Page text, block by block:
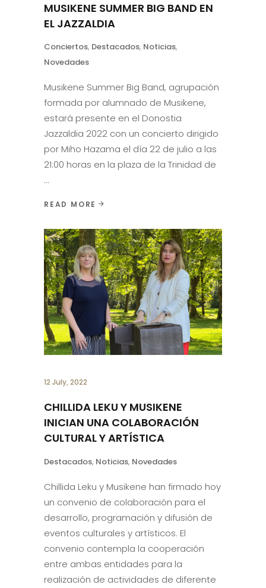
MUSIKENE SUMMER BIG BAND EN
EL JAZZALDIA
Conciertos, Destacados, Noticias,
Novedades
Musikene Summer Big Band, agrupación
formada por alumnado de Musikene,
estará presente en el Donostia
Jazzaldia 2022 con un concierto dirigido
por Miho Hazama el día 22 de julio a las
21:00 horas en la plaza de la Trinidad de
READ MORE
12 July, 2022
CHILLIDA LEKU Y MUSIKENE
INICIAN UNA COLABORACIÓN
CULTURAL Y ARTÍSTICA
Destacados, Noticias, Novedades
Chillida Leku y Musikene han firmado hoy
un convenio de colaboración para el
desarrollo, programación y difusión de
eventos culturales y artísticos. El
convenio contempla la cooperación
entre ambas entidades para la
realización de actividades de diferente